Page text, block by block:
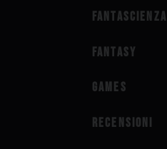
Fantascienza
Fantasy
Games
Recensioni